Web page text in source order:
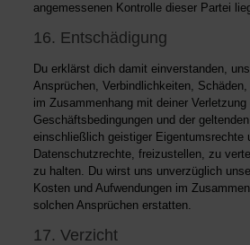
angemessenen Kontrolle dieser Partei
16. Entschädigung
Du erklärst dich damit einverstanden,
Ansprüchen, Verbindlichkeiten,
im Zusammenhang mit deiner
Geschäftsbedingungen und der
einschließlich geistiger Eigentumsrechte
Datenschutzrechte, freizustellen, zu
zu halten. Du wirst uns unverzüglich
Kosten und Aufwendungen im
solchen Ansprüchen erstatten.
17. Verzicht